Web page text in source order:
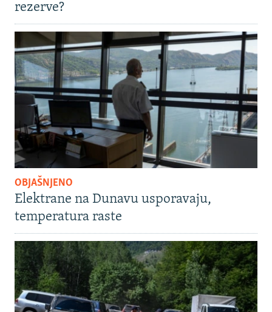
rezerve?
OBJAŠNJENO
Elektrane na Dunavu usporavaju,
temperatura raste